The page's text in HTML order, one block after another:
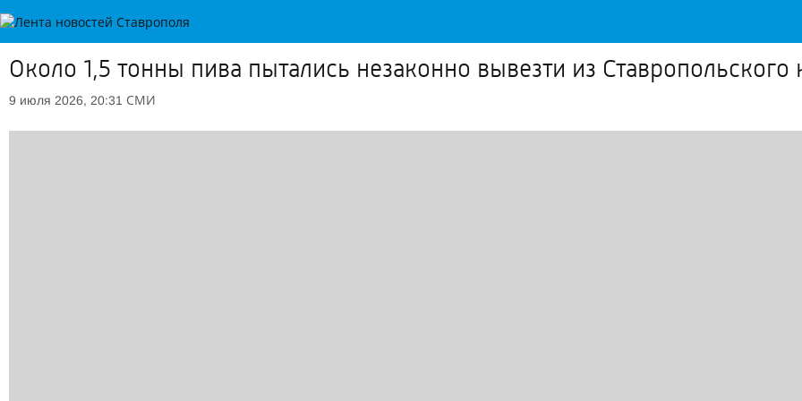
Около 1,5 тонны пива пытались незаконно вывезти из Ставропольского
9 июля 2026, 20:31 СМИ